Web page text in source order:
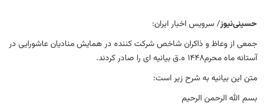
حسینی‌نیوز/ سرویس اخبار ایران:
جمعی از وعاظ و ذاکران شاخص شرکت کننده در همایش منادیان عاشورایی در
آستانه ماه محرم۱۴۴۸ ه.ق بیانیه ای را صادر کردند.
متن این بیانیه به شرح زیر است:
بسم الله الرحمن الرحیم